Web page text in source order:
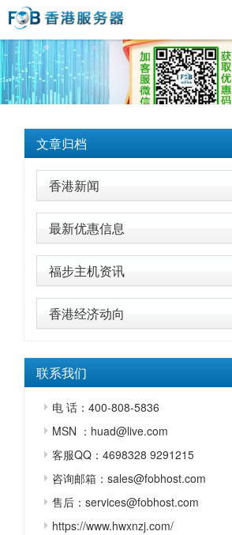
文章归档
香港新闻
最新优惠信息
福步主机资讯
香港经济动向
联系我们
电 话：400-808-5836
MSN ：huad@live.com
客服QQ：4698328 9291215
咨询邮箱：sales@fobhost.com
售后：services@fobhost.com
https://www.hwxnzj.com/